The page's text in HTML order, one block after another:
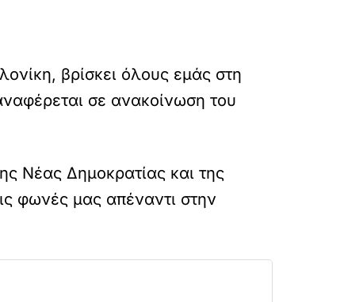
βρίσκει όλους εμάς στη
σε ανακοίνωση του
Νέας Δημοκρατίας και της
φωνές μας απέναντι στην